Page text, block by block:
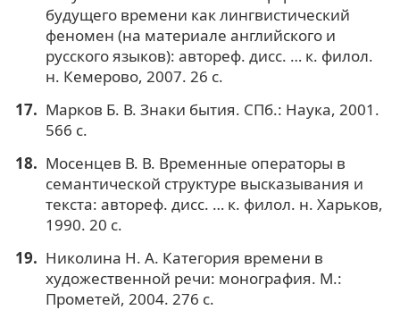
будущего времени как лингвистический
феномен (на материале английского и
русского языков): автореф. дисс. … к. филол.
н. Кемерово, 2007. 26 с.
Марков Б. В. Знаки бытия. СПб.: Наука, 2001.
566 с.
Мосенцев В. В. Временные операторы в
семантической структуре высказывания и
текста: автореф. дисс. … к. филол. н. Харьков,
1990. 20 с.
Николина Н. А. Категория времени в
художественной речи: монография. М.:
Прометей, 2004. 276 с.